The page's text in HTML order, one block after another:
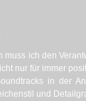
muss ich den
nur für immer
in der
und